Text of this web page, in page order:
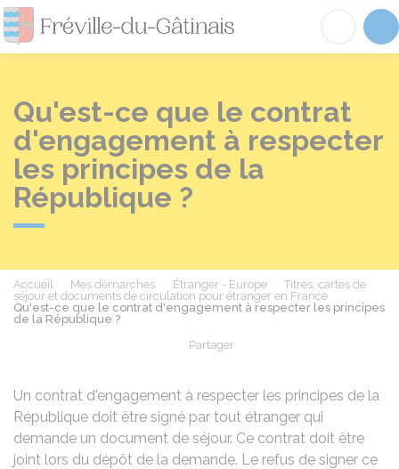
Fréville-du-
Qu'est-ce que le contrat
d'engagement à respecter
les principes de la
République ?
Accueil Mes démarches Étranger - Europe
Titres, cartes de
séjour et documents de circulation pour étranger en France
Qu'est-ce que le contrat d'engagement à respecter les principes
de la République ?
Partager
Un contrat d'engagement à respecter les principes de la
République doit être signé par tout étranger qui
demande un document de séjour. Ce contrat doit être
joint lors du dépôt de la demande. Le refus de signer ce